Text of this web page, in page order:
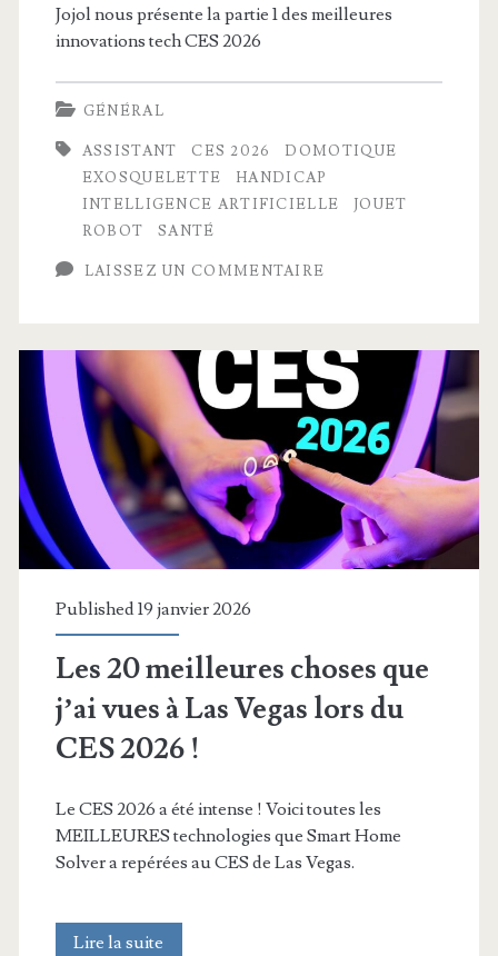
Jojol nous présente la partie 1 des meilleures
innovations tech CES 2026
GÉNÉRAL
ASSISTANT CES 2026
DOMOTIQUE
EXOSQUELETTE
HANDICAP
INTELLIGENCE ARTIFICIELLE
JOUET
ROBOT
SANTÉ
LAISSEZ UN COMMENTAIRE
Published 19 janvier 2026
Les 20 meilleures choses que
j’ai vues à Las Vegas lors du
CES 2026 !
Le CES 2026 a été intense ! Voici toutes les
MEILLEURES technologies que Smart Home
Solver a repérées au CES de Las Vegas.
Lire la suite